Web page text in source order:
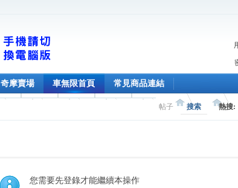
奇摩賣場 車無限首頁 常見商品連結
帖子 搜索 熱搜:
您需要先登錄才能繼續本操作